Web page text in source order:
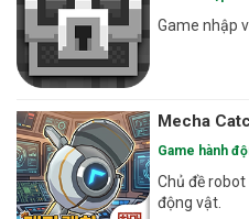
Game nhập
Mecha
Game hành
Chủ đề robot
động vật.